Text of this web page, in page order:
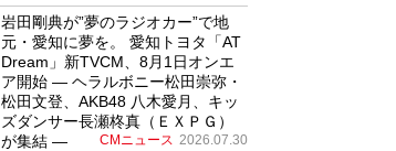
岩田剛典が”夢のラジオカー”で地
元・愛知に夢を。 愛知トヨタ「AT
Dream」新TVCM、8月1日オンエ
ア開始 ― ヘラルボニー松田崇弥・
松田文登、AKB48 八木愛月、キッ
ズダンサー長瀬柊真（ＥＸＰＧ）
が集結 ―
CMニュース 2026.07.30